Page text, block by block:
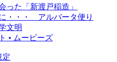
った「新渡戸稲造」
・・・ アルバータ便り
文明
• ムービーズ
定